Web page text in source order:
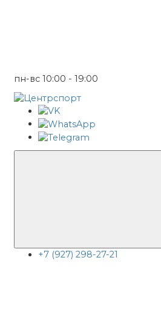
пн-вс 10:00 - 19:00
+7 (927) 298-27-21